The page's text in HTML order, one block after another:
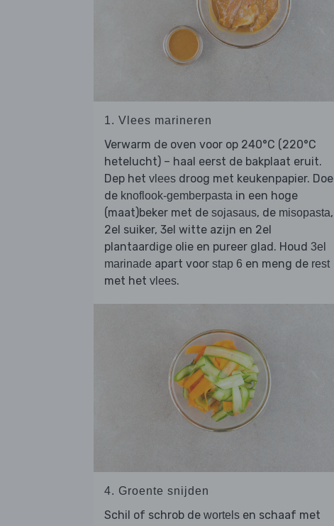
1. Vlees marineren
Verwarm de oven voor op 240°C (220°C
hetelucht) – haal eerst de bakplaat eruit.
Dep het vlees droog met keukenpapier. Doe
de knoflook-gemberpasta in een hoge
(maat)beker met de sojasaus, de misopasta,
2el suiker, 3el witte azijn en 2el
plantaardige olie en pureer glad. Houd 3el
marinade apart voor stap 6 en meng de rest
met het vlees.
4. Groente snijden
Schil of schrob de wortels en schaaf met